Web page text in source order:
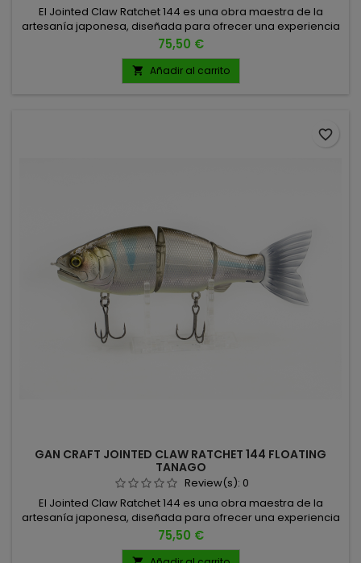
El Jointed Claw Ratchet 144 es una obra maestra de la
artesanía japonesa, diseñada para ofrecer una experiencia
de pesca superior y versátil, capaz de adaptarse a
diferentes situaciones y niveles de actividad del Black Bass.
Características Técnicas: Tamaño: 144 mm Peso: 1.2 oz (34g)
Tamaño de anzuelo: Triple del #4 Acción: Flotante Fabricado
Precio
75,50 €
 Añadir al carrito
GAN CRAFT JOINTED CLAW RATCHET 144 FLOATING
TANAGO
Review(s): 0
El Jointed Claw Ratchet 144 es una obra maestra de la
artesanía japonesa, diseñada para ofrecer una experiencia
de pesca superior y versátil, capaz de adaptarse a
diferentes situaciones y niveles de actividad del Black Bass.
Precio
75,50 €
favorite_border